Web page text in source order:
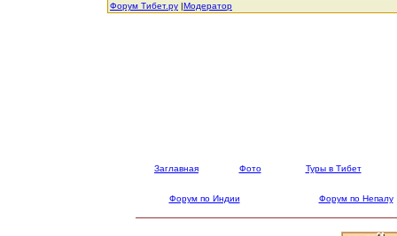
Форум Тибет.ру |Модератор
Заглавная Фото Туры в Тибет
Форум по Индии Форум по Непалу